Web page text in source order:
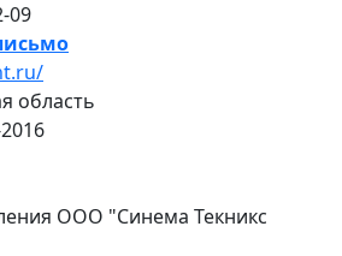
09
область
ООО "Синема Текникс